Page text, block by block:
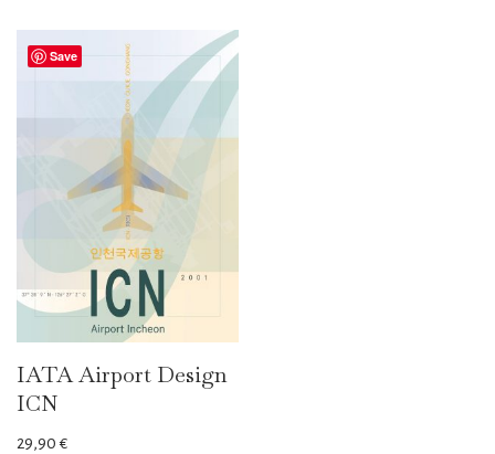
Save
IATA Airport Design
ICN
29,90€